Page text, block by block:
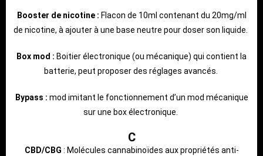
Booster de nicotine : Flacon de 10ml contenant du 20mg/ml
de nicotine, à ajouter à une base neutre pour doser son liquide.
Box mod : Boitier électronique (ou mécanique) qui contient la
batterie, peut proposer des réglages avancés.
Bypass : mod imitant le fonctionnement d’un mod mécanique
sur une box électronique.
C
CBD/CBG : Molécules cannabinoïdes aux propriétés anti-